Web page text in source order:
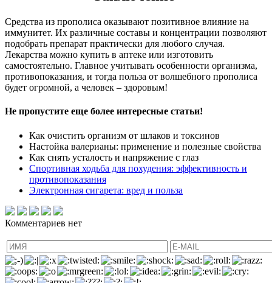
Средства из прополиса оказывают позитивное влияние на
иммунитет. Их различные составы и концентрации позволяют
подобрать препарат практически для любого случая.
Лекарства можно купить в аптеке или изготовить
самостоятельно. Главное учитывать особенности организма,
противопоказания, и тогда польза от волшебного прополиса
будет огромной, а человек – здоровым!
Не пропустите еще более интересные статьи!
Как очистить организм от шлаков и токсинов
Настойка валерианы: применение и полезные свойства
Как снять усталость и напряжение с глаз
Спортивная ходьба для похудения: эффективность и
противопоказания
Электронная сигарета: вред и польза
Комментариев нет